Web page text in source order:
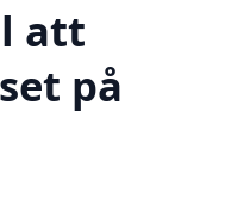
att
på